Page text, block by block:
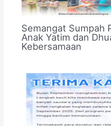
Semangat Sumpah
Anak Yatim dan
Kebersamaan